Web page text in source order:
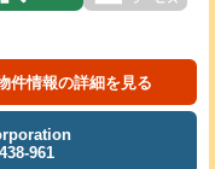
件情報の詳細を見る
961